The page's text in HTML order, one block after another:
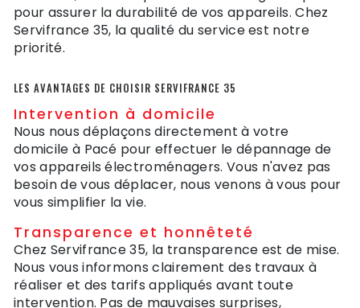
pour assurer la durabilité de vos appareils. Chez
Servifrance 35, la qualité du service est notre
priorité.
LES AVANTAGES DE CHOISIR SERVIFRANCE 35
Intervention à domicile
Nous nous déplaçons directement à votre
domicile à Pacé pour effectuer le dépannage de
vos appareils électroménagers. Vous n'avez pas
besoin de vous déplacer, nous venons à vous pour
vous simplifier la vie.
Transparence et honnêteté
Chez Servifrance 35, la transparence est de mise.
Nous vous informons clairement des travaux à
réaliser et des tarifs appliqués avant toute
intervention. Pas de mauvaises surprises,